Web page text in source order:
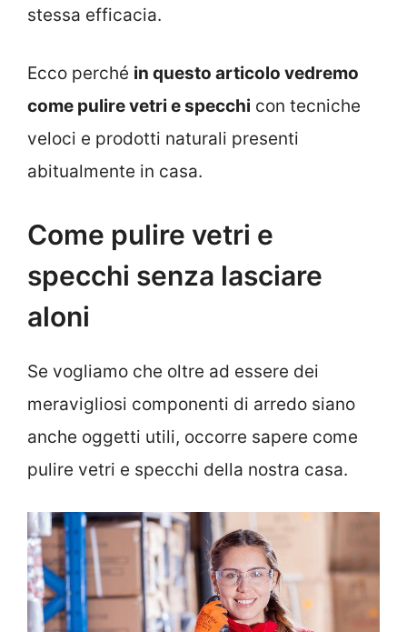
stessa efficacia.
Ecco perché in questo articolo vedremo
come pulire vetri e specchi con tecniche
veloci e prodotti naturali presenti
abitualmente in casa.
Come pulire vetri e
specchi senza lasciare
aloni
Se vogliamo che oltre ad essere dei
meravigliosi componenti di arredo siano
anche oggetti utili, occorre sapere come
pulire vetri e specchi della nostra casa.